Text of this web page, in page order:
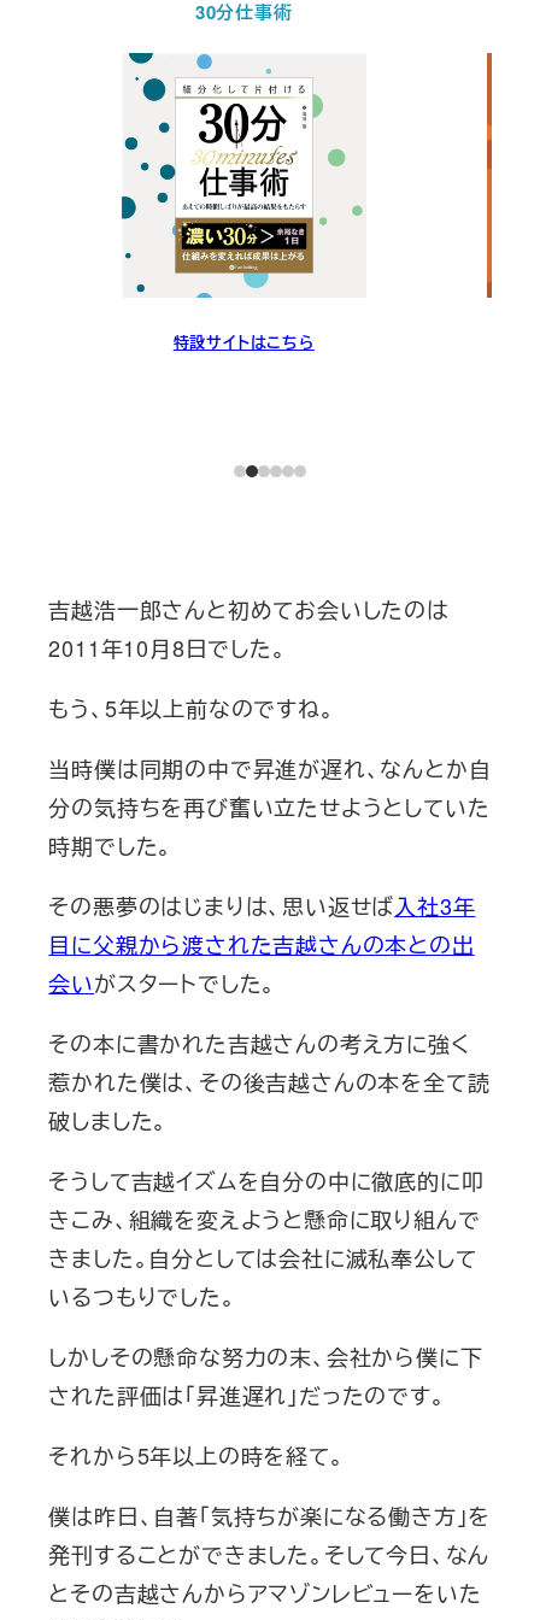
30分仕事術
特設サイトはこちら
吉越浩一郎さんと初めてお会いしたのは
2011年10月8日でした。
もう、5年以上前なのですね。
当時僕は同期の中で昇進が遅れ、なんとか自
分の気持ちを再び奮い立たせようとしていた
時期でした。
その悪夢のはじまりは、思い返せば入社3年
目に父親から渡された吉越さんの本との出
会いがスタートでした。
その本に書かれた吉越さんの考え方に強く
惹かれた僕は、その後吉越さんの本を全て読
破しました。
そうして吉越イズムを自分の中に徹底的に叩
きこみ、組織を変えようと懸命に取り組んで
きました。自分としては会社に滅私奉公して
いるつもりでした。
しかしその懸命な努力の末、会社から僕に下
された評価は「昇進遅れ」だったのです。
それから5年以上の時を経て。
僕は昨日、自著「気持ちが楽になる働き方」を
発刊することができました。そして今日、なん
とその吉越さんからアマゾンレビューをいた